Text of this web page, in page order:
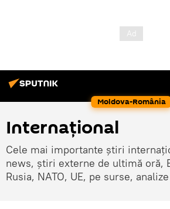
Moldova-România
Internaţional
Cele mai importante știri
news, știri externe de ultimă oră,
Rusia, NATO, UE, pe surse,